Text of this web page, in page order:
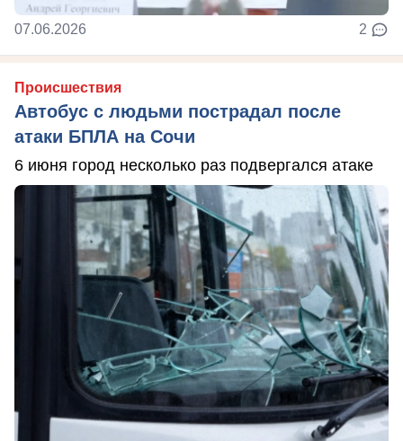
07.06.2026 2
Происшествия
Автобус с людьми пострадал после
атаки БПЛА на Сочи
6 июня город несколько раз подвергался атаке